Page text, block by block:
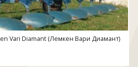
Vari Diamant (Лемкен Вари Диамант)